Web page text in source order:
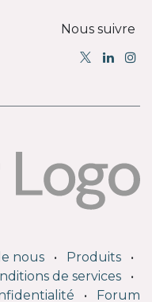
Nous suivre
nous • Produits
•
de services
•
• Forum